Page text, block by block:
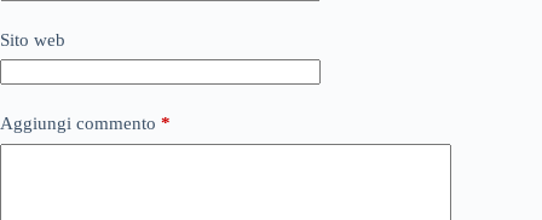
Sito web
Aggiungi commento *